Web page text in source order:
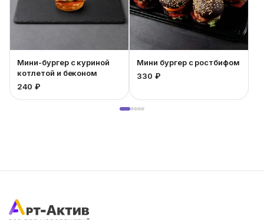
Мини-бургер с куриной
котлетой и беконом
240 ₽
Мини бургер с ростбифом
330 ₽